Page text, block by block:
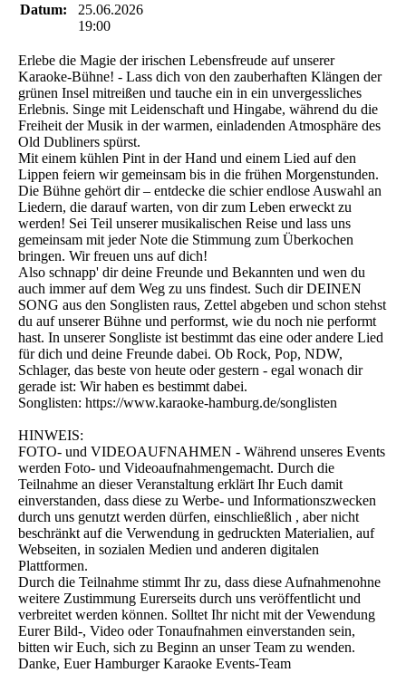
Datum:
25.06.2026
19:00
Erlebe die Magie der irischen Lebensfreude auf unserer
Karaoke-Bühne! - Lass dich von den zauberhaften Klängen der
grünen Insel mitreißen und tauche ein in ein unvergessliches
Erlebnis. Singe mit Leidenschaft und Hingabe, während du die
Freiheit der Musik in der warmen, einladenden Atmosphäre des
Old Dubliners spürst.
Mit einem kühlen Pint in der Hand und einem Lied auf den
Lippen feiern wir gemeinsam bis in die frühen Morgenstunden.
Die Bühne gehört dir – entdecke die schier endlose Auswahl an
Liedern, die darauf warten, von dir zum Leben erweckt zu
werden! Sei Teil unserer musikalischen Reise und lass uns
gemeinsam mit jeder Note die Stimmung zum Überkochen
bringen. Wir freuen uns auf dich!
Also schnapp' dir deine Freunde und Bekannten und wen du
auch immer auf dem Weg zu uns findest. Such dir DEINEN
SONG aus den Songlisten raus, Zettel abgeben und schon stehst
du auf unserer Bühne und performst, wie du noch nie performt
hast. In unserer Songliste ist bestimmt das eine oder andere Lied
für dich und deine Freunde dabei. Ob Rock, Pop, NDW,
Schlager, das beste von heute oder gestern - egal wonach dir
gerade ist: Wir haben es bestimmt dabei.
Songlisten: https://www.karaoke-hamburg.de/songlisten
HINWEIS:
FOTO- und VIDEOAUFNAHMEN - Während unseres Events
werden Foto- und Videoaufnahmengemacht. Durch die
Teilnahme an dieser Veranstaltung erklärt Ihr Euch damit
einverstanden, dass diese zu Werbe- und Informationszwecken
durch uns genutzt werden dürfen, einschließlich , aber nicht
beschränkt auf die Verwendung in gedruckten Materialien, auf
Webseiten, in sozialen Medien und anderen digitalen
Plattformen.
Durch die Teilnahme stimmt Ihr zu, dass diese Aufnahmenohne
weitere Zustimmung Eurerseits durch uns veröffentlicht und
verbreitet werden können. Solltet Ihr nicht mit der Vewendung
Eurer Bild-, Video oder Tonaufnahmen einverstanden sein,
bitten wir Euch, sich zu Beginn an unser Team zu wenden.
Danke, Euer Hamburger Karaoke Events-Team